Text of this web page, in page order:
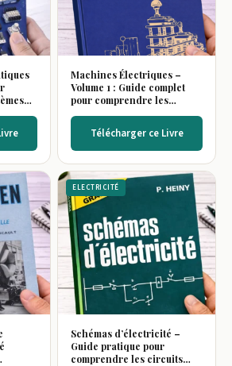
Machines Électriques –
Volume 1 : Guide complet
pour comprendre les
électromécaniques
Télécharger ce Livre
ELECTRICITÉ
Schémas d’électricité –
Guide pratique pour
comprendre les circuits